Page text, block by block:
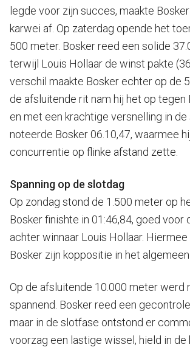
legde voor zijn succes, maakte
karwei af. Op zaterdag opende het
500 meter. Bosker reed een solide
terwijl Louis Hollaar de winst pakte
verschil maakte Bosker echter op de
de afsluitende rit nam hij het op tegen
en met een krachtige versnelling in
noteerde Bosker 06.10,47, waarmee
concurrentie op flinke afstand zette.
Spanning op de slotdag
Op zondag stond de 1.500 meter op
Bosker finishte in 01:46,84, goed voor
achter winnaar Louis Hollaar.
Bosker zijn koppositie in het
Op de afsluitende 10.000 meter werd
spannend. Bosker reed een
maar in de slotfase ontstond er
voorzag een lastige wissel, hield in de